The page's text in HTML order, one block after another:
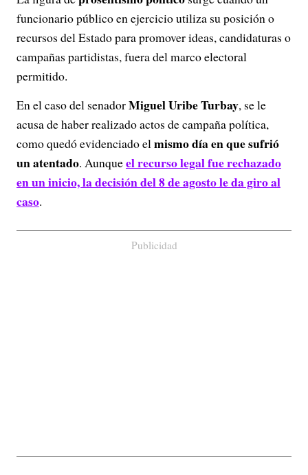
funcionario público en ejercicio utiliza su posición o
recursos del Estado para promover ideas, candidaturas o
campañas partidistas, fuera del marco electoral
permitido.
En el caso del senadorMiguel Uribe Turbay, se le
acusa de haber realizado actos de campaña política,
como quedó evidenciado elmismo día en que sufrió
un atentado. Aunqueel recurso legal fue rechazado
en un inicio, la decisión del 8 de agosto le da giro al
caso.
Publicidad